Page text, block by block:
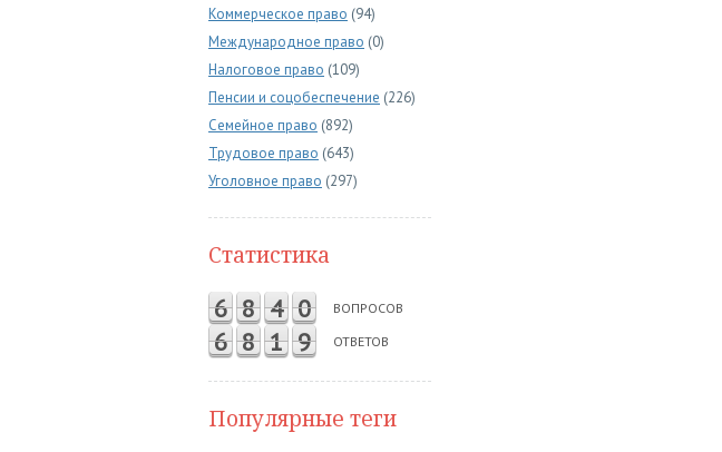
Коммерческое право (94)
Международное право (0)
Налоговое право (109)
Пенсии и соцобеспечение (226)
Семейное право (892)
Трудовое право (643)
Уголовное право (297)
Статистика
6 8 4 0 ВОПРОСОВ
6 8 1 9 ОТВЕТОВ
Популярные теги